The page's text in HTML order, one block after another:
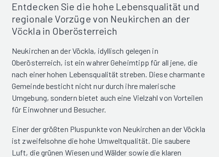
Entdecken Sie die hohe Lebensqualität und
regionale Vorzüge von Neukirchen an der
Vöckla in Oberösterreich
Neukirchen an der Vöckla, idyllisch gelegen in
Oberösterreich, ist ein wahrer Geheimtipp für all jene, die
nach einer hohen Lebensqualität streben. Diese charmante
Gemeinde besticht nicht nur durch ihre malerische
Umgebung, sondern bietet auch eine Vielzahl von Vorteilen
für Einwohner und Besucher.
Einer der größten Pluspunkte von Neukirchen an der Vöckla
ist zweifelsohne die hohe Umweltqualität. Die saubere
Luft, die grünen Wiesen und Wälder sowie die klaren